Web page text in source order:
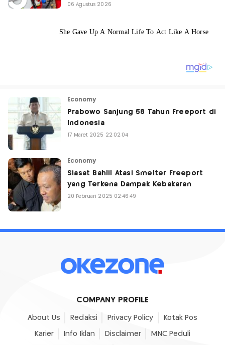
06 Agustus 2026
Economy
Prabowo Sanjung 58 Tahun Freeport di
Indonesia
17 Maret 2025 22:02:04
Economy
Siasat Bahlil Atasi Smelter Freeport
yang Terkena Dampak Kebakaran
20 Februari 2025 02:46:49